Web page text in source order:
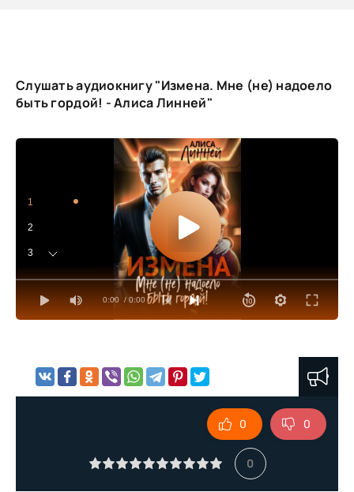
Слушать аудиокнигу "Измена. Мне (не) надоело
быть гордой! - Алиса Линней"
0:00 / 0:00
1
2
3
4
0
0 0